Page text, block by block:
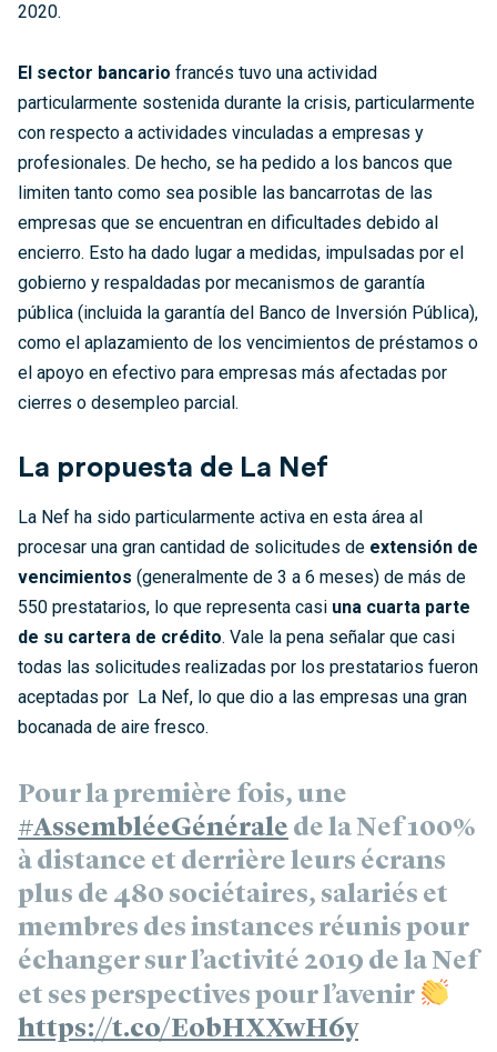
2020.
El sector bancario francés tuvo una actividad
particularmente sostenida durante la crisis, particularmente
con respecto a actividades vinculadas a empresas y
profesionales. De hecho, se ha pedido a los bancos que
limiten tanto como sea posible las bancarrotas de las
empresas que se encuentran en dificultades debido al
encierro. Esto ha dado lugar a medidas, impulsadas por el
gobierno y respaldadas por mecanismos de garantía
pública (incluida la garantía del Banco de Inversión Pública),
como el aplazamiento de los vencimientos de préstamos o
el apoyo en efectivo para empresas más afectadas por
cierres o desempleo parcial.
La propuesta de La Nef
La Nef ha sido particularmente activa en esta área al
procesar una gran cantidad de solicitudes de extensión de
vencimientos (generalmente de 3 a 6 meses) de más de
550 prestatarios, lo que representa casi una cuarta parte
de su cartera de crédito. Vale la pena señalar que casi
todas las solicitudes realizadas por los prestatarios fueron
aceptadas por La Nef, lo que dio a las empresas una gran
bocanada de aire fresco.
Pour la première fois, une
#AssembléeGénérale de la Nef 100%
à distance et derrière leurs écrans
plus de 480 sociétaires, salariés et
membres des instances réunis pour
échanger sur l’activité 2019 de la Nef
et ses perspectives pour l’avenir
https://t.co/EobHXXwH6y